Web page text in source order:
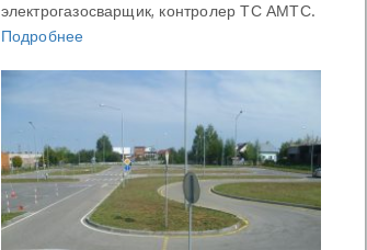
электрогазосварщик, контролер ТС АМТС.
Подробнее